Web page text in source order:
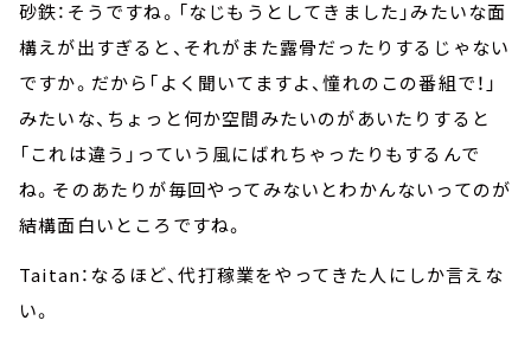
砂鉄：そうですね。「なじもうとしてきました」みたいな面
構えが出すぎると、それがまた露骨だったりするじゃない
ですか。だから「よく聞いてますよ、憧れのこの番組で！」
みたいな、ちょっと何か空間みたいのがあいたりすると
「これは違う」っていう風にばれちゃったりもするんで
ね。そのあたりが毎回やってみないとわかんないってのが
結構面白いところですね。
Taitan：なるほど、代打稼業をやってきた人にしか言えな
い。